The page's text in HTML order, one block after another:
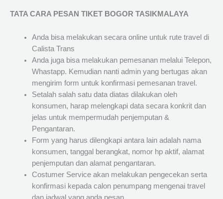
TATA CARA PESAN TIKET BOGOR TASIKMALAYA
Anda bisa melakukan secara online untuk rute travel di
Calista Trans
Anda juga bisa melakukan pemesanan melalui Telepon,
Whastapp. Kemudian nanti admin yang bertugas akan
mengirim form untuk konfirmasi pemesanan travel.
Setalah salah satu data diatas dilakukan oleh
konsumen, harap melengkapi data secara konkrit dan
jelas untuk mempermudah penjemputan &
Pengantaran.
Form yang harus dilengkapi antara lain adalah nama
konsumen, tanggal berangkat, nomor hp aktif, alamat
penjemputan dan alamat pengantaran.
Costumer Service akan melakukan pengecekan serta
konfirmasi kepada calon penumpang mengenai travel